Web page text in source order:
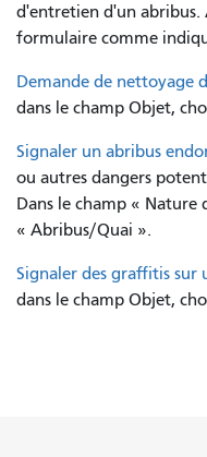
d'entretien d'un abribus.
formulaire comme
Demande de nettoyage
dans le champ Objet,
Signaler un abribus
ou autres dangers
Dans le champ « Nature
« Abribus/Quai ».
Signaler des graffitis sur
dans le champ Objet,